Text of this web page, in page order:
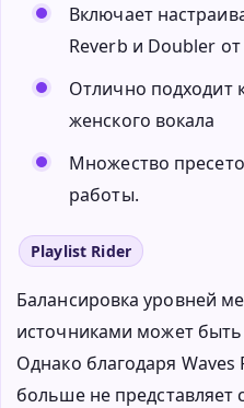
Включает
Reverb и Doubler от
Отлично подходит
женского вокала
Множество
работы.
Playlist Rider
Балансировка уровней
источниками может
Однако благодаря Waves
больше не представляет